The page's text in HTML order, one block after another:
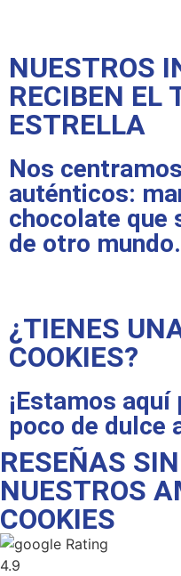
NUESTROS
RECIBEN EL
ESTRELLA
Nos
auténticos:
chocolate que
de otro mundo.
¿TIENES
COOKIES?
¡Estamos
poco de dulce
RESEÑAS
NUESTROS
COOKIES
Rating
4.9